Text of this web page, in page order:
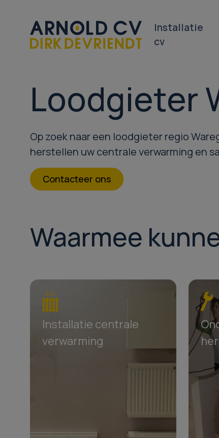
Installatie
cv
Loodgieter
Op zoek naar een loodgieter regio
herstellen uw centrale verwarming en
Contacteer ons
Waarmee
Installatie centrale
verwarming